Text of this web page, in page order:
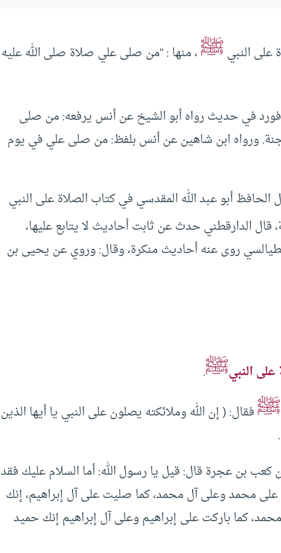
النبيﷺ، منها : “من صلى علي صلاة صلى الله عليه
في حديث رواه أبو الشيخ عن أنس يرفعه: من صلى
ورواه ابن شاهين عن أنس بلفظ: من صلى علي في يوم
الحافظ أبو عبد الله المقدسي في كتاب الصلاة على النبي
الدارقطني حدث عن ثابت أحاديث لا يتابع عليها،
الطيالسي روى عنه أحاديث منكرة، وقال: وروي عن يحيى بن
النبيﷺ.
ﷺفقال: ( إن الله وملائكته يصلون على النبي يا أيها الذين
كعب بن عجرة قال: قيل يا رسول الله: أما السلام عليك فقد
على محمد وعلى آل محمد، كما صليت على آل إبراهيم، إنك
كما باركت على إبراهيم وعلى آل إبراهيم إنك حميد